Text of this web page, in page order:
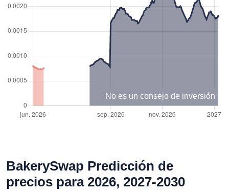
No es un consejo de inversión
BakerySwap Predicción de
precios para 2026, 2027-2030